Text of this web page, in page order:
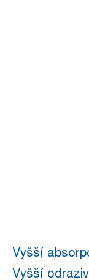
Vyšší
Vyšší